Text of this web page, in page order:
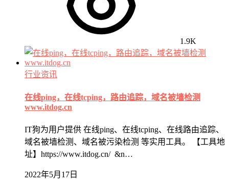
1.9K
行业资讯
在线ping，在线tcping，路由追踪，域名被墙检测
www.itdog.cn
IT狗为用户提供 在线ping、在线tcping、在线路由追踪、
域名被墙检测、域名被污染检测 等实用工具。 【工具地
址】https://www.itdog.cn/ &n…
2022年5月17日